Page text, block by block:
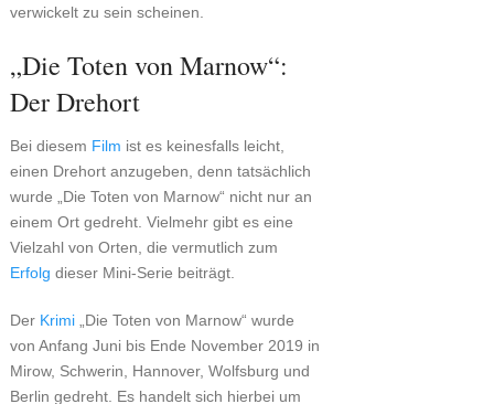
verwickelt zu sein scheinen.
„Die Toten von Marnow“:
Der Drehort
Bei diesem Film ist es keinesfalls leicht,
einen Drehort anzugeben, denn tatsächlich
wurde „Die Toten von Marnow“ nicht nur an
einem Ort gedreht. Vielmehr gibt es eine
Vielzahl von Orten, die vermutlich zum
Erfolg dieser Mini-Serie beiträgt.
Der Krimi„Die Toten von Marnow“ wurde
von Anfang Juni bis Ende November 2019 in
Mirow, Schwerin, Hannover, Wolfsburg und
Berlin gedreht. Es handelt sich hierbei um